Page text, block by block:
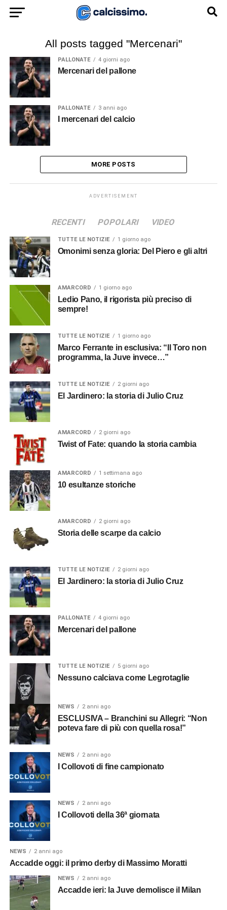
All posts tagged "Mercenari"
PALLONATE 4 giorni ago
Mercenari del pallone
PALLONATE 3 anni ago
I mercenari del calcio
MORE POSTS
ADVERTISEMENT
RECENTI POPOLARI VIDEO
TUTTE LE NOTIZIE 1 giorno ago
Omonimi senza gloria: Del Piero e gli altri
AMARCORD 1 giorno ago
Ledio Pano, il rigorista più preciso di
sempre!
TUTTE LE NOTIZIE 1 giorno ago
Marco Ferrante in esclusiva: “Il Toro non
programma, la Juve invece…”
TUTTE LE NOTIZIE 2 giorni ago
El Jardinero: la storia di Julio Cruz
AMARCORD 2 giorni ago
Twist of Fate: quando la storia cambia
AMARCORD 1 settimana ago
10 esultanze storiche
AMARCORD 2 giorni ago
Storia delle scarpe da calcio
TUTTE LE NOTIZIE 2 giorni ago
El Jardinero: la storia di Julio Cruz
PALLONATE 4 giorni ago
Mercenari del pallone
TUTTE LE NOTIZIE 5 giorni ago
Nessuno calciava come Legrotaglie
NEWS 2 anni ago
ESCLUSIVA – Branchini su Allegri: “Non
poteva fare di più con quella rosa!”
NEWS 2 anni ago
I Collovoti di fine campionato
NEWS 2 anni ago
I Collovoti della 36ª giornata
NEWS 2 anni ago
Accadde oggi: il primo derby di Massimo Moratti
NEWS 2 anni ago
Accadde ieri: la Juve demolisce il Milan